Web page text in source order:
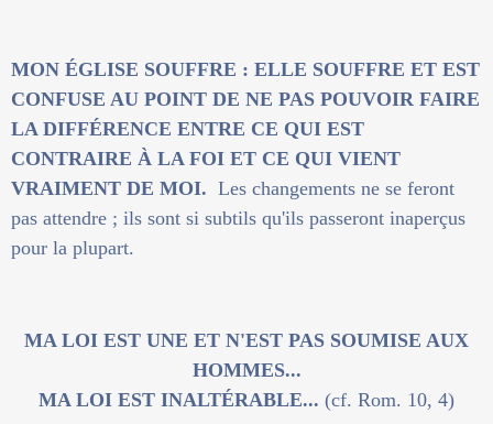
MON ÉGLISE SOUFFRE : ELLE SOUFFRE ET EST
CONFUSE AU POINT DE NE PAS POUVOIR FAIRE
LA DIFFÉRENCE ENTRE CE QUI EST
CONTRAIRE À LA FOI ET CE QUI VIENT
VRAIMENT DE MOI. Les changements ne se feront
pas attendre ; ils sont si subtils qu'ils passeront inaperçus
pour la plupart.
MA LOI EST UNE ET N'EST PAS SOUMISE AUX
HOMMES...
MA LOI EST INALTÉRABLE... (cf. Rom. 10, 4)